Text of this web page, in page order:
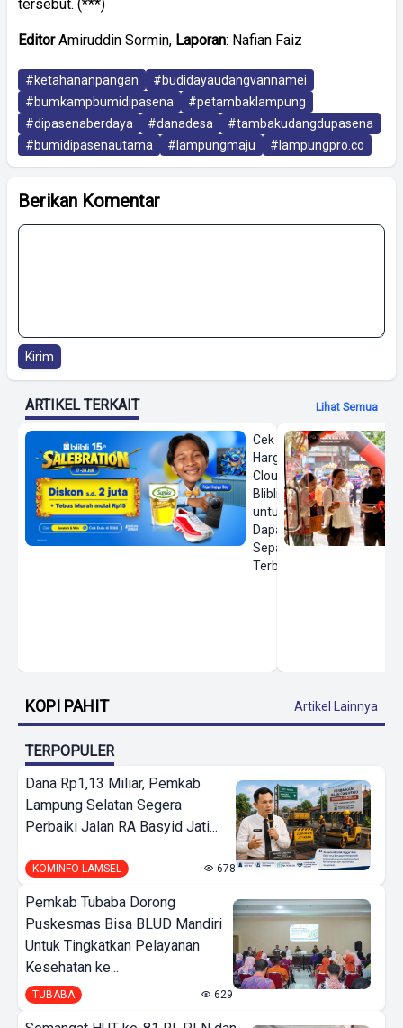
tersebut. (***)
EditorAmiruddin Sormin, Laporan: Nafian Faiz
#ketahananpangan
#budidayaudangvannamei
#bumkampbumidipasena
#petambaklampung
#dipasenaberdaya
#danadesa
#tambakudangdupasena
#bumidipasenautama
#lampungmaju #lampungpro.co
Berikan Komentar
Kirim
ARTIKEL TERKAIT Lihat Semua
Cek
Harga On
Cloud di
Blibli
untuk
Dapatkan
Sepatu
Terbaru
KOPI PAHIT Artikel Lainnya
TERPOPULER
Dana Rp1,13 Miliar, Pemkab
Lampung Selatan Segera
Perbaiki Jalan RA Basyid Jati...
KOMINFO LAMSEL 678
Pemkab Tubaba Dorong
Puskesmas Bisa BLUD Mandiri
Untuk Tingkatkan Pelayanan
Kesehatan ke...
TUBABA 629